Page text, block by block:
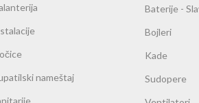
nameštaj
Baterije -
Bojleri
Kade
Sudopere